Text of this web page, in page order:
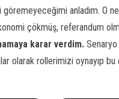
göremeyeceğimi anladım. O
çökmüş, referandum
karar verdim. Senaryo
olarak rollerimizi oynayıp bu